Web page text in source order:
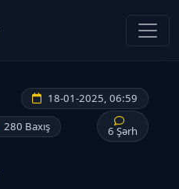
18-01-2025, 06:59
280 Baxış 6 Şərh